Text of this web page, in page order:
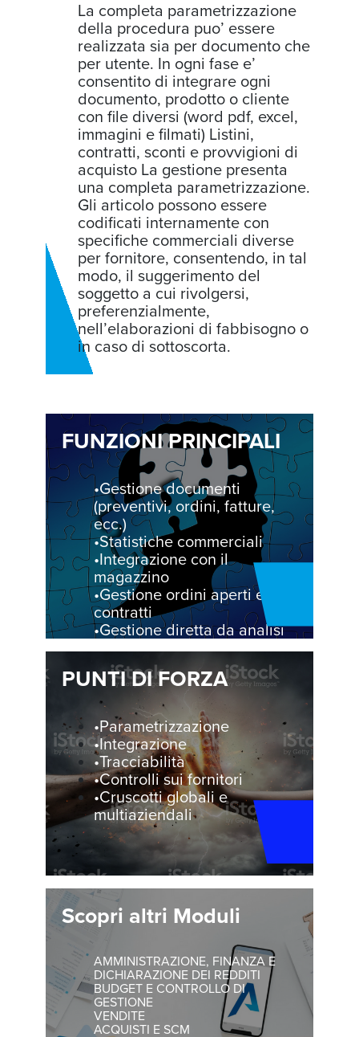
La completa parametrizzazione
della procedura puo’ essere
realizzata sia per documento che
per utente. In ogni fase e’
consentito di integrare ogni
documento, prodotto o cliente
con file diversi (word pdf, excel,
immagini e filmati) Listini,
contratti, sconti e provvigioni di
acquisto La gestione presenta
una completa parametrizzazione.
Gli articolo possono essere
codificati internamente con
specifiche commerciali diverse
per fornitore, consentendo, in tal
modo, il suggerimento del
soggetto a cui rivolgersi,
preferenzialmente,
nell’elaborazioni di fabbisogno o
in caso di sottoscorta.
FUNZIONI PRINCIPALI
•Gestione documenti
(preventivi, ordini, fatture,
ecc.)
•Statistiche commerciali
•Integrazione con il
magazzino
•Gestione ordini aperti e
contratti
•Gestione diretta da analisi
MRP
PUNTI DI FORZA
•Parametrizzazione
•Integrazione
•Tracciabilità
•Controlli sui fornitori
•Cruscotti globali e
multiaziendali
Scopri altri Moduli
AMMINISTRAZIONE, FINANZA E
DICHIARAZIONE DEI REDDITI
BUDGET E CONTROLLO DI
GESTIONE
VENDITE
ACQUISTI E SCM